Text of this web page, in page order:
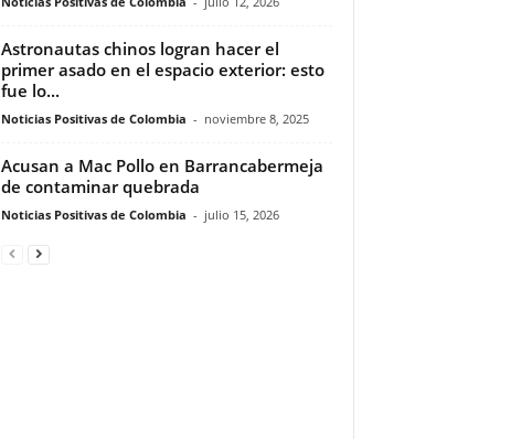
Astronautas chinos logran hacer el
primer asado en el espacio exterior: esto
fue lo...
Noticias Positivas de Colombia - noviembre 8, 2025
Acusan a Mac Pollo en Barrancabermeja
de contaminar quebrada
Noticias Positivas de Colombia - julio 15, 2026